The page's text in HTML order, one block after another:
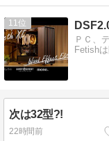
11
ＰＣ、
Fetish
次は32型?!
22時間前